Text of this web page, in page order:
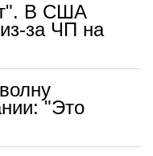
В США
за ЧП на
"Это